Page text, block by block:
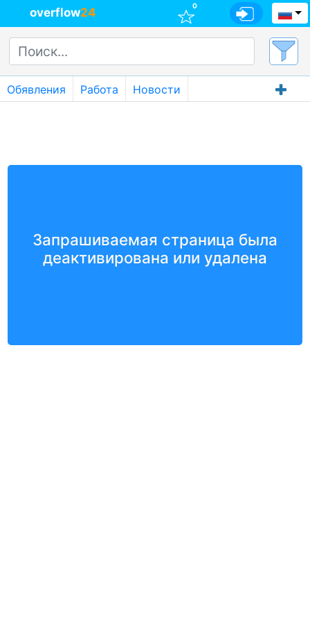
overflow24 0
Обявления Работа Новости
Запрашиваемая страница была
деактивирована или удалена